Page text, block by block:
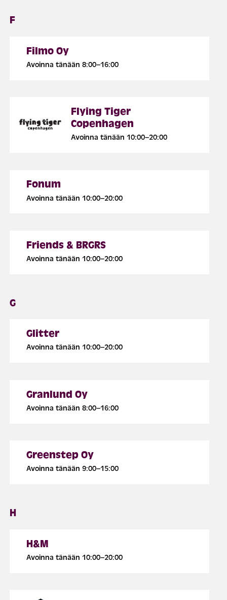
F
Filmo Oy
Avoinna tänään 8:00–16:00
Flying Tiger
Copenhagen
Avoinna tänään 10:00–20:00
Fonum
Avoinna tänään 10:00–20:00
Friends & BRGRS
Avoinna tänään 10:00–20:00
G
Glitter
Avoinna tänään 10:00–20:00
Granlund Oy
Avoinna tänään 8:00–16:00
Greenstep Oy
Avoinna tänään 9:00–15:00
H
H&M
Avoinna tänään 10:00–20:00